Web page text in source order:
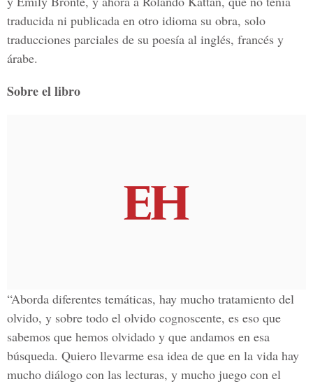
traducida ni publicada en otro idioma su obra, solo
traducciones parciales de su poesía al inglés, francés y
árabe.
Sobre el libro
“Aborda diferentes temáticas, hay mucho tratamiento del
olvido, y sobre todo el olvido cognoscente, es eso que
sabemos que hemos olvidado y que andamos en esa
búsqueda. Quiero llevarme esa idea de que en la vida hay
mucho diálogo con las lecturas, y mucho juego con el